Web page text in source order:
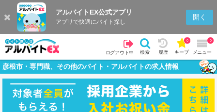
アルバイトEX公式アプリ
アプリで快適にバイト探し
開く
ログアウト中 検索 履歴 キープ
0
メニュー
0
彦根市・専門職、その他のバイト・アルバイトの求人情報